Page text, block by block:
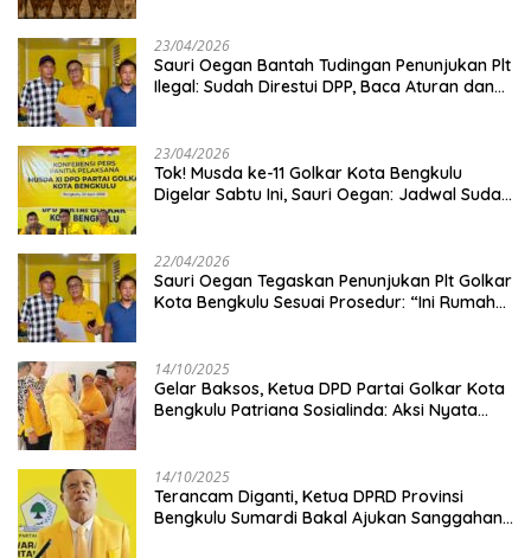
23/04/2026
Sauri Oegan Bantah Tudingan Penunjukan Plt
Ilegal: Sudah Direstui DPP, Baca Aturan dan
23/04/2026
‎Tok! Musda ke-11 Golkar Kota Bengkulu
Digelar Sabtu Ini, Sauri Oegan: Jadwal Sudah
22/04/2026
Sauri Oegan Tegaskan Penunjukan Plt Golkar
Kota Bengkulu Sesuai Prosedur: “Ini Rumah
14/10/2025
‎Gelar Baksos, Ketua DPD Partai Golkar Kota
Bengkulu Patriana Sosialinda: Aksi Nyata
14/10/2025
Terancam Diganti, Ketua DPRD Provinsi
Bengkulu Sumardi Bakal Ajukan Sanggahan